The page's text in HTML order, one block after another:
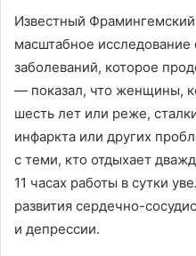
Известный
масштабное
заболеваний, которое
— показал, что женщины,
шесть лет или реже,
инфаркта или других
с теми, кто отдыхает
11 часах работы в сутки
развития сердечно-
и депрессии.